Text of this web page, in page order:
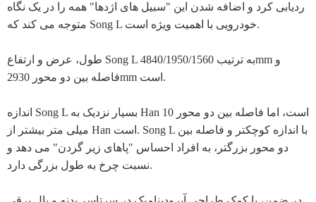
ردیابی کرد و اضافه شدن این "سبیل های اژدها" همه را در یک نگاه
متوجه می کند که Song L خودرویی با اهمیت ویژه است.
طول، عرض و ارتفاع Song L به ترتیب 4840/1950/1560mm و
فاصله بین دو محور 2930mm است.
اندازه Song L بسیار نزدیک به Han است، اما فاصله بین دو محور 10
میلی متر بیشتر از Han است. Song L با اندازه کوچکتر و فاصله بین
دو محور بزرگتر، به افراد احساس "پاهای زیر گردن" می دهد و
نسبت چرخ به طول بزرگی دارد.